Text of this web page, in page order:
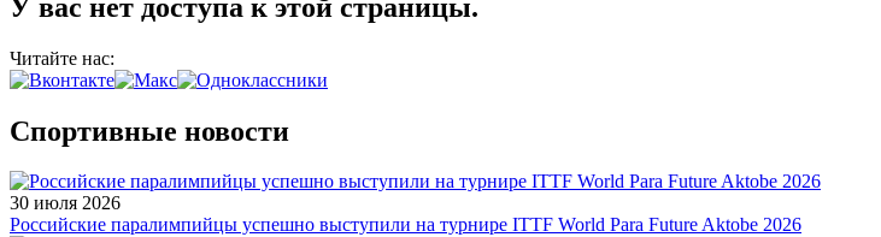
У вас нет доступа к этой страницы.
Читайте нас:
Спортивные новости
30 июля 2026
Российские паралимпийцы успешно выступили на турнире ITTF World Para Future Aktobe 2026